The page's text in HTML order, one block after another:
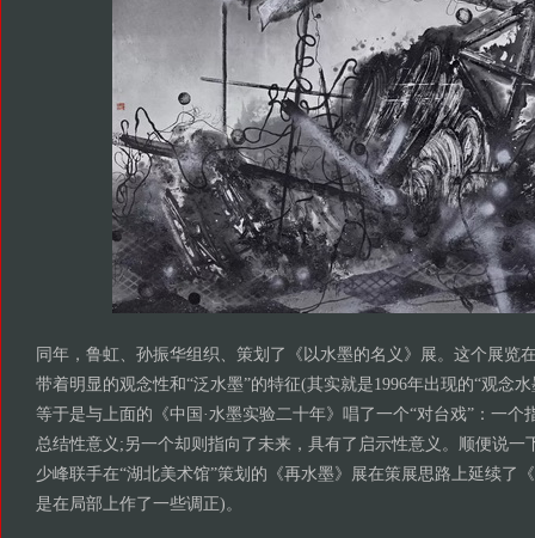
同年，鲁虹、孙振华组织、策划了《以水墨的名义》展。这个展览
带着明显的观念性和“泛水墨”的特征(其实就是1996年出现的“观念
等于是与上面的《中国·水墨实验二十年》唱了一个“对台戏”：一个
总结性意义;另一个却则指向了未来，具有了启示性意义。顺便说一
少峰联手在“湖北美术馆”策划的《再水墨》展在策展思路上延续了
是在局部上作了一些调正)。